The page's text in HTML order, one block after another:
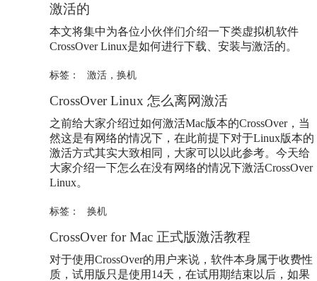
激活的
本文将集中为各位小伙伴们介绍一下类虚拟机软件
CrossOver Linux是如何进行下载、安装与激活的。
标签： 激活， 换机
CrossOver Linux 怎么离网激活
之前给大家介绍过如何激活Mac版本的CrossOver，当
然这是有网络的情况下，在此前提下对于Linux版本的
激活方式其实大致相同，大家可以以此参考。今天给
大家介绍一下怎么在没有网络的情况下激活CrossOver
Linux。
标签： 换机
CrossOver for Mac 正式版激活教程
对于使用CrossOver的用户来说，软件本身属于收费性
质，试用版只是使用14天，在试用期结束以后，如果